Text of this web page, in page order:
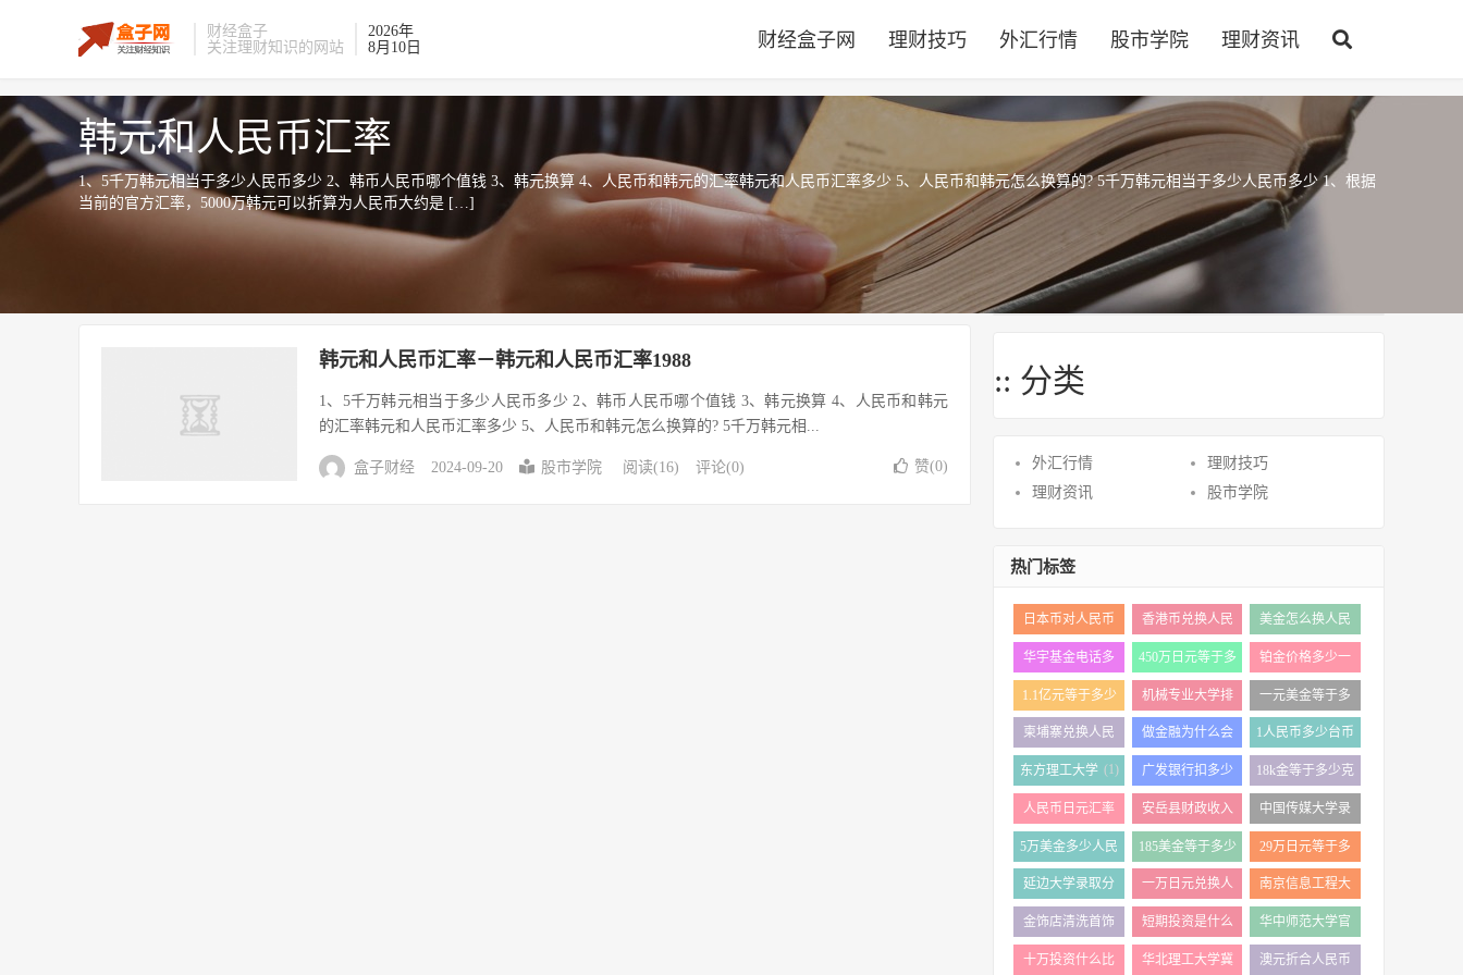
财经盒子
关注理财知识的网站
2026年
8月10日
财经盒子网 理财技巧 外汇行情 股市学院 理财资讯
韩元和人民币汇率
1、5千万韩元相当于多少人民币多少 2、韩币人民币哪个值钱 3、韩元换算 4、人民币和韩元的汇率韩元和人民币汇率多少 5、人民币和韩元怎么换算的? 5千万韩元相当于多少人民币多少 1、根据
当前的官方汇率，5000万韩元可以折算为人民币大约是 […]
韩元和人民币汇率－韩元和人民币汇率1988
1、5千万韩元相当于多少人民币多少 2、韩币人民币哪个值钱 3、韩元换算 4、人民币和韩元
的汇率韩元和人民币汇率多少 5、人民币和韩元怎么换算的? 5千万韩元相...
盒子财经 2024-09-20 股市学院 阅读(16) 评论(0) 赞(0)
:: 分类
外汇行情
理财技巧
理财资讯
股市学院
热门标签
日本币对人民币
汇率 (1)
香港币兑换人民
币汇率 (1)
美金怎么换人民
币 (1)
华宇基金电话多
少 (2)
450万日元等于多
少人民币 (1)
铂金价格多少一
克 (2)
1.1亿元等于多少
元 (2)
机械专业大学排
名 (1)
一元美金等于多
少人民币 (1)
柬埔寨兑换人民
币汇率 (1)
做金融为什么会
被骗 (1)
1人民币多少台币
(1)
东方理工大学 (1)
广发银行扣多少
手续费多少钱 (2)
18k金等于多少克
(2)
人民币日元汇率
今日 (1)
安岳县财政收入
多少亿 (2)
中国传媒大学录
取分数线 (1)
5万美金多少人民
币 (1)
185美金等于多少
人民币 (1)
29万日元等于多
少人民币 (1)
延边大学录取分
数线 (1)
一万日元兑换人
民币多少 (1)
南京信息工程大
学排名 (1)
金饰店清洗首饰
多少钱 (1)
短期投资是什么
意思 (1)
华中师范大学官
网 (1)
十万投资什么比
华北理工大学冀
澳元折合人民币